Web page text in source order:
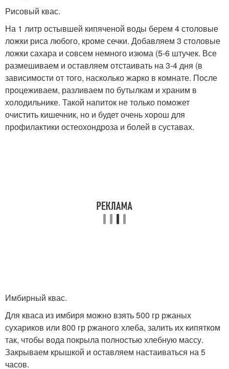
Рисовый квас.
На 1 литр остывшей кипяченой воды берем 4 столовые
ложки риса любого, кроме сечки. Добавляем 3 столовые
ложки сахара и совсем немного изюма (5-6 штучек. Все
размешиваем и оставляем отстаивать на 3-4 дня (в
зависимости от того, насколько жарко в комнате. После
процеживаем, разливаем по бутылкам и храним в
холодильнике. Такой напиток не только поможет
очистить кишечник, но и будет очень хорош для
профилактики остеохондроза и болей в суставах.
Имбирный квас.
Для кваса из имбиря можно взять 500 гр ржаных
сухариков или 800 гр ржаного хлеба, залить их кипятком
так, чтобы вода покрыла полностью хлебную массу.
Закрываем крышкой и оставляем настаиваться на 5
часов.